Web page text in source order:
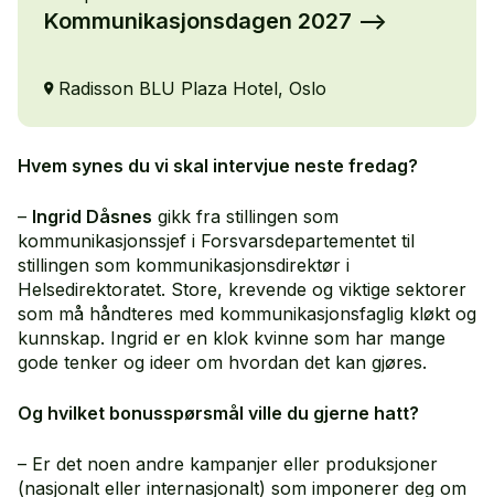
Kommunikasjonsdagen 2027
Radisson BLU Plaza Hotel, Oslo
Hvem synes du vi skal intervjue neste fredag?
– Ingrid Dåsnes gikk fra stillingen som
kommunikasjonssjef i Forsvarsdepartementet til
stillingen som kommunikasjonsdirektør i
Helsedirektoratet. Store, krevende og viktige sektorer
som må håndteres med kommunikasjonsfaglig kløkt og
kunnskap. Ingrid er en klok kvinne som har mange
gode tenker og ideer om hvordan det kan gjøres.
Og hvilket bonusspørsmål ville du gjerne hatt?
– Er det noen andre kampanjer eller produksjoner
(nasjonalt eller internasjonalt) som imponerer deg om